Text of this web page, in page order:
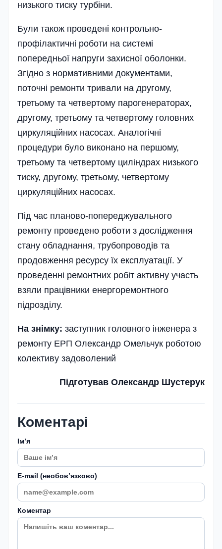
низького тиску­ турбіни.
Були також проведені контрольно-
профілактичні роботи на системі
попередньої напруги захисної оболонки.
Згідно з нормативними документами,
поточні ремонти тривали на другому,
третьому та четвертому парогенераторах,
дру­гому, третьому та четвертому головних
циркуляційних насосах. Аналогічні
процедури було виконано на першому,
третьому та четвертому циліндрах низького
тиску, другому, третьому, четвертому
циркуляційних насосах.
Під час планово-попереджувального
ремонту проведено роботи з дослідження
стану обладнання, трубопроводів та
продовження ресурсу їх експлуатації. У
проведенні ремонтних робіт активну участь
взяли працівники енергоремонтного
підрозділу.
На знімку: заступник головного інженера з
ремонту ЕРП Олександр Омельчук роботою
колективу задоволений
Підготував Олександр Шустерук
Коментарі
Імʼя
E-mail (необовʼязково)
Коментар